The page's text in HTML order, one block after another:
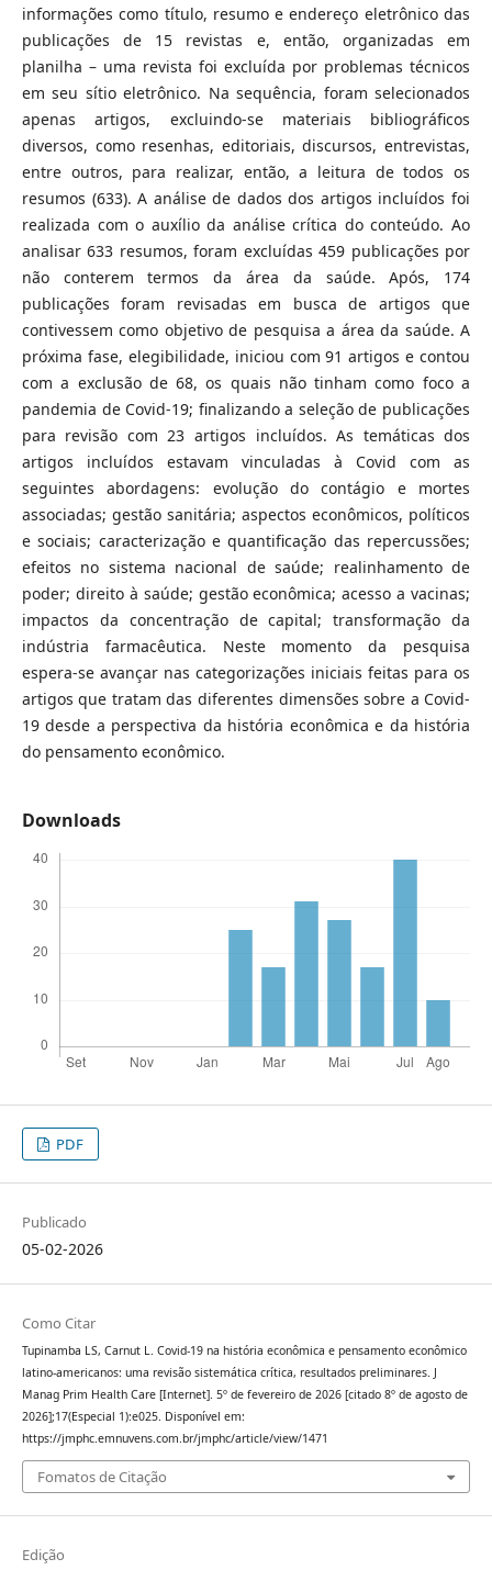
informações como título, resumo e endereço eletrônico das
publicações de 15 revistas e, então, organizadas em
planilha – uma revista foi excluída por problemas técnicos
em seu sítio eletrônico. Na sequência, foram selecionados
apenas artigos, excluindo-se materiais bibliográficos
diversos, como resenhas, editoriais, discursos, entrevistas,
entre outros, para realizar, então, a leitura de todos os
resumos (633). A análise de dados dos artigos incluídos foi
realizada com o auxílio da análise crítica do conteúdo. Ao
analisar 633 resumos, foram excluídas 459 publicações por
não conterem termos da área da saúde. Após, 174
publicações foram revisadas em busca de artigos que
contivessem como objetivo de pesquisa a área da saúde. A
próxima fase, elegibilidade, iniciou com 91 artigos e contou
com a exclusão de 68, os quais não tinham como foco a
pandemia de Covid-19; finalizando a seleção de publicações
para revisão com 23 artigos incluídos. As temáticas dos
artigos incluídos estavam vinculadas à Covid com as
seguintes abordagens: evolução do contágio e mortes
associadas; gestão sanitária; aspectos econômicos, políticos
e sociais; caracterização e quantificação das repercussões;
efeitos no sistema nacional de saúde; realinhamento de
poder; direito à saúde; gestão econômica; acesso a vacinas;
impactos da concentração de capital; transformação da
indústria farmacêutica. Neste momento da pesquisa
espera-se avançar nas categorizações iniciais feitas para os
artigos que tratam das diferentes dimensões sobre a Covid-
19 desde a perspectiva da história econômica e da história
do pensamento econômico.
Downloads
PDF
Publicado
05-02-2026
Como Citar
Tupinamba LS, Carnut L. Covid-19 na história econômica e pensamento econômico
latino-americanos: uma revisão sistemática crítica, resultados preliminares. J
Manag Prim Health Care [Internet]. 5º de fevereiro de 2026 [citado 8º de agosto de
2026];17(Especial 1):e025. Disponível em:
https://jmphc.emnuvens.com.br/jmphc/article/view/1471
Fomatos de Citação
Edição